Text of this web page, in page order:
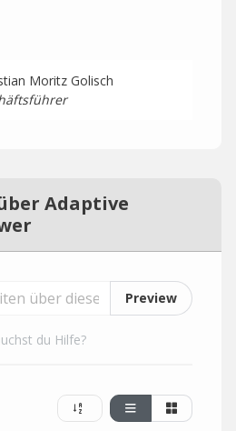
Moritz Golisch
Adaptive
Preview
du Hilfe?